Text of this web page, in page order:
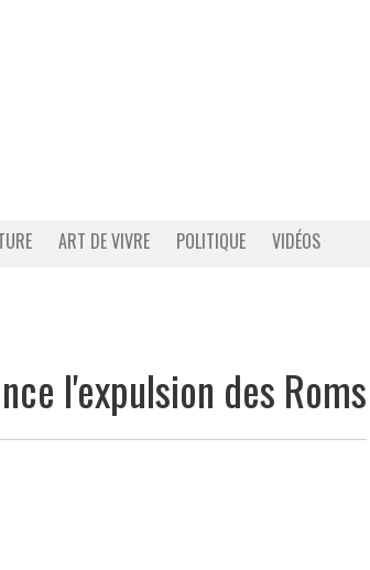
ART DE VIVRE POLITIQUE VIDÉOS
l'expulsion des Roms